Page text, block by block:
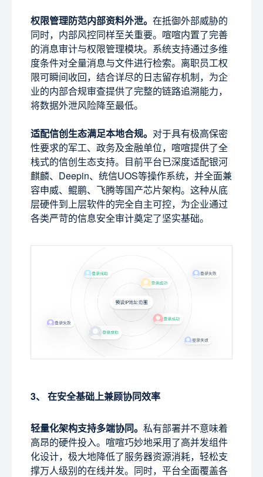
权限管理防范内部资料外泄。 在抵御外部威胁的
同时，内部风控同样至关重要。喧喧内置了完善
的消息审计与权限管理模块。系统支持通过多维
度条件对全量消息与文件进行检索。离职员工权
限可瞬间收回，结合详尽的日志留存机制，为企
业的内部合规审查提供了完整的链路追溯能力，
将数据外泄风险降至最低。
适配信创生态满足本地合规。 对于具有极高保密
性要求的军工、政务及金融单位，喧喧提供了全
栈式的信创生态支持。目前平台已深度适配银河
麒麟、Deepin、统信UOS等操作系统，并全面兼
容申威、鲲鹏、飞腾等国产芯片架构。这种从底
层硬件到上层软件的完全自主可控，为企业通过
各类严苛的信息安全审计奠定了坚实基础。
3、 在安全基础上兼顾协同效率
轻量化架构支持多端协同。 私有部署并不意味着
高昂的硬件投入。喧喧巧妙地采用了高并发组件
化设计，极大地降低了服务器资源消耗，轻松支
撑万人级别的在线并发。同时，平台全面覆盖各